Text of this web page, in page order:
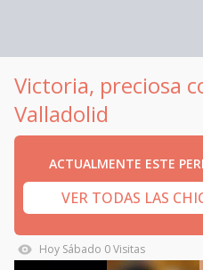
Victoria, preciosa
Valladolid
ACTUALMENTE ESTE
VER TODAS LAS
Hoy Sábado 0Visitas